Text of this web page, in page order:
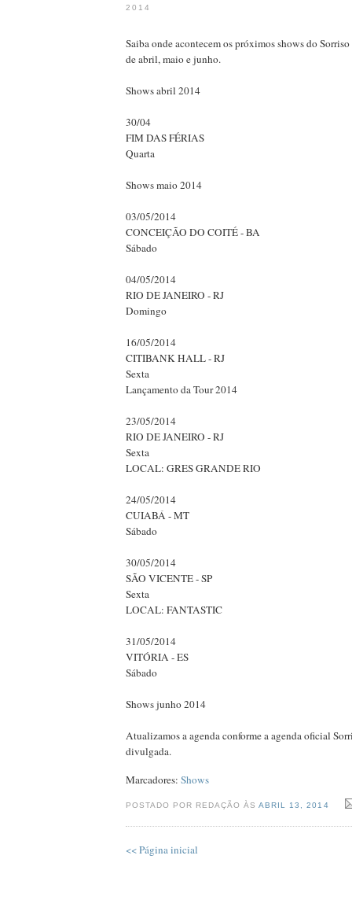
2014
Saiba onde acontecem os próximos shows do
de abril, maio e junho.
Shows abril 2014
30/04
FIM DAS FÉRIAS
Quarta
Shows maio 2014
03/05/2014
CONCEIÇÃO DO COITÉ - BA
Sábado
04/05/2014
RIO DE JANEIRO - RJ
Domingo
16/05/2014
CITIBANK HALL - RJ
Sexta
Lançamento da Tour 2014
23/05/2014
RIO DE JANEIRO - RJ
Sexta
LOCAL: GRES GRANDE RIO
24/05/2014
CUIABÁ - MT
Sábado
30/05/2014
SÃO VICENTE - SP
Sexta
LOCAL: FANTASTIC
31/05/2014
VITÓRIA - ES
Sábado
Shows junho 2014
Atualizamos a agenda conforme a agenda oficial
divulgada.
Marcadores: Shows
POSTADO POR REDAÇÃO ÀSABRIL 13, 2014
<< Página inicial